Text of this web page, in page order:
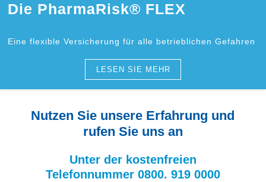
Die PharmaRisk® FLEX
Eine flexible Versicherung für alle betrieblichen Gefahren
LESEN SIE MEHR
Nutzen Sie unsere Erfahrung und
rufen Sie uns an
Unter der kostenfreien
Telefonnummer 0800. 919 0000